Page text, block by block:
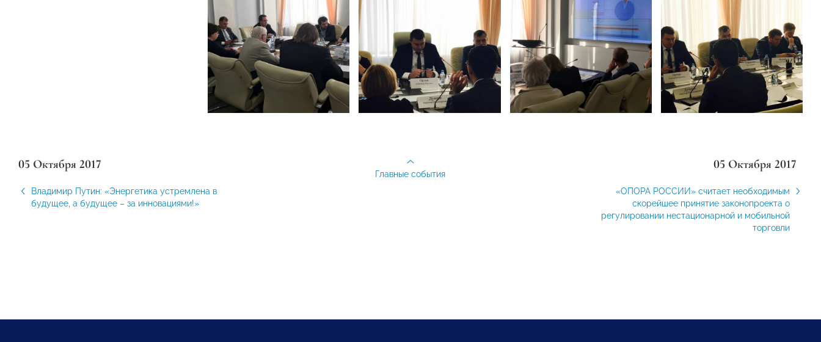
05 Октября 2017
Владимир Путин: «Энергетика устремлена в
будущее, а будущее – за инновациями!»
05 Октября 2017
«ОПОРА РОССИИ» считает необходимым
скорейшее принятие законопроекта о
регулировании нестационарной и мобильной
торговли
Главные события